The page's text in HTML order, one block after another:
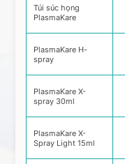
Túi súc họng
PlasmaKare
PlasmaKare H-
spray
PlasmaKare X-
spray 30ml
PlasmaKare X-
Spray Light 15ml